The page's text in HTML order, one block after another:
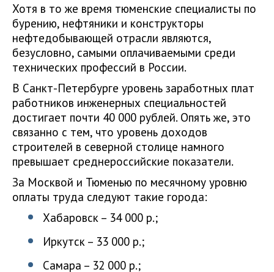
Хотя в то же время тюменские специалисты по
бурению, нефтяники и конструкторы
нефтедобывающей отрасли являются,
безусловно, самыми оплачиваемыми среди
технических профессий в России.
В Санкт-Петербурге уровень заработных плат
работников инженерных специальностей
достигает почти 40 000 рублей. Опять же, это
связанно с тем, что уровень доходов
строителей в северной столице намного
превышает среднероссийские показатели.
За Москвой и Тюменью по месячному уровню
оплаты труда следуют такие города:
Хабаровск – 34 000 р.;
Иркутск – 33 000 р.;
Самара – 32 000 р.;